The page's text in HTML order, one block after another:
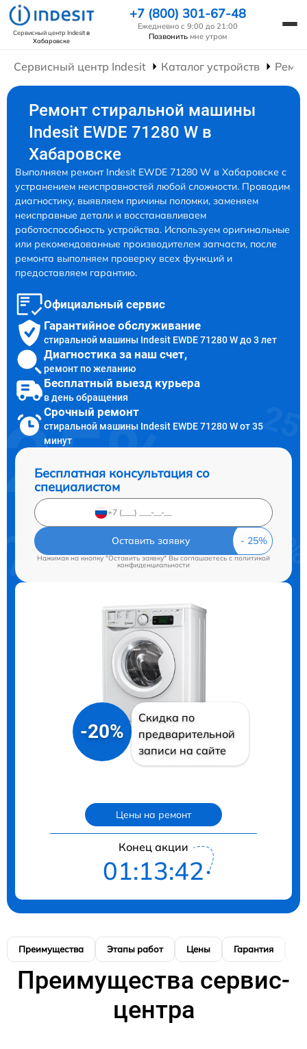
Сервисный центр Indesitв
Хабаровске
+7 (800) 301-67-48
Ежедневно с 9:00 до 21:00
Позвонить мне утром
Сервисный центр Indesit Каталог устройств
Ремонт стиральной машины
Indesit EWDE 71280 W в
Хабаровске
Выполняем ремонт Indesit EWDE 71280 W в Хабаровске с
устранением неисправностей любой сложности. Проводим
диагностику, выявляем причины поломки, заменяем
неисправные детали и восстанавливаем
работоспособность устройства. Используем оригинальные
или рекомендованные производителем запчасти, после
ремонта выполняем проверку всех функций и
предоставляем гарантию.
Официальный сервис
Гарантийное обслуживание
стиральной машины Indesit EWDE 71280 W до 3 лет
Диагностика за наш счет,
ремонт по желанию
Бесплатный выезд курьера
в день обращения
Срочный ремонт
стиральной машины Indesit EWDE 71280 W от 35
минут
Бесплатная консультация со
специалистом
Оставить заявку
Нажимая на кнопку "Оставить заявку" Вы соглашаетесь cполитикой
конфиденциальности
-20%
Скидка по
предварительной
записи на сайте
Цены на ремонт
Конец акции
01:13:41
Преимущества Этапы работ Цены Гарантия
Преимущества сервис-
центра